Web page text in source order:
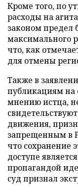
Кроме того, по
расходы на
законом предел
максимального
что, как
для отмены
Также в
публикациям на
мнению истца,
движения,
запрещенным в
что сохранение
доступе
пропагандой
суд признал